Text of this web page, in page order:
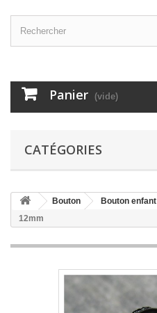
Panier (vide)
CATÉGORIES
Bouton Bouton enfant
12mm